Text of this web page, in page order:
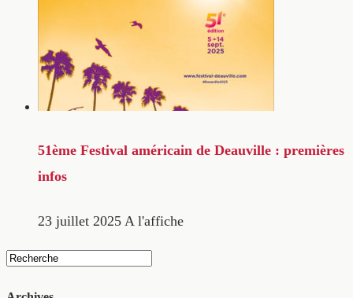
51ème Festival américain de Deauville : premières
infos
23 juillet 2025 A l'affiche